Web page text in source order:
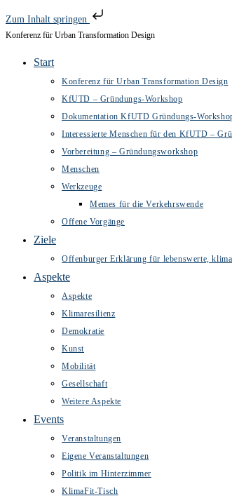
Zum Inhalt springen
Zum
Konferenz für Urban Transformation Design
Start
Konferenz für Urban Transformation Design
KfUTD – Gründungs-Workshop
Dokumentation KfUTD Gründungs-
Interessierte Menschen für den KfUTD –
Vorbereitung – Gründungsworkshop
Menschen
Werkzeuge
Memes für die Verkehrswende
Offene Vorgänge
Ziele
Offenburger Erklärung für lebenswerte,
Aspekte
Aspekte
Klimaresilienz
Demokratie
Kunst
Mobilität
Gesellschaft
Weitere Aspekte
Events
Veranstaltungen
Eigene Veranstaltungen
Politik im Hinterzimmer
KlimaFit-Tisch